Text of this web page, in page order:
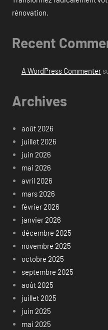
rénovation.
Recent
A WordPress Commenter
Archives
août 2026
juillet 2026
juin 2026
mai 2026
avril 2026
mars 2026
février 2026
janvier 2026
décembre 2025
novembre 2025
octobre 2025
septembre 2025
août 2025
juillet 2025
juin 2025
mai 2025